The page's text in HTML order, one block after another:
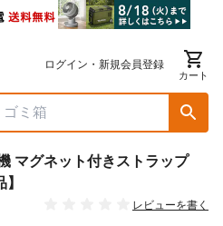
ログイン・新規会員登録
カート
マグネット付きストラップ
レビューを書く